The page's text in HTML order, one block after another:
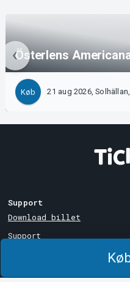
Österlens
Køb 21 aug 2026,
Support
Download billet
Support